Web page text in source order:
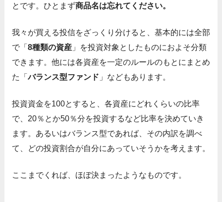
とです。ひとまず商品名は忘れてください。
我々が買える投信をざっくり分けると、基本的には全部
で「 8種類の資産」を投資対象としたものにおよそ分類
できます。他には各資産を一定のルールのもとにまとめ
た「バランス型ファンド 」などもあります。
投資資金を100とすると、各資産にどれくらいの比率
で、20％とか50％分を投資するなど比率を決めていき
ます。あるいはバランス型であれば、その内訳を調べ
て、どの投資割合が自分にあっていそうかを考えます。
ここまでくれば、ほぼ決まったようなものです。